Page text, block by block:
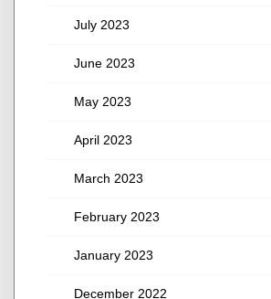
July 2023
June 2023
May 2023
April 2023
March 2023
February 2023
January 2023
December 2022